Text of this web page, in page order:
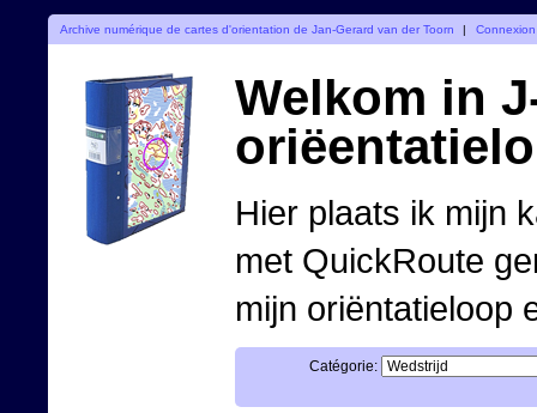
Archive numérique de cartes d'orientation de Jan-Gerard van der Toorn | Connexion
Welkom in
Hier plaats ik mijn
met QuickRoute
mijn oriëntatieloop
Catégorie: